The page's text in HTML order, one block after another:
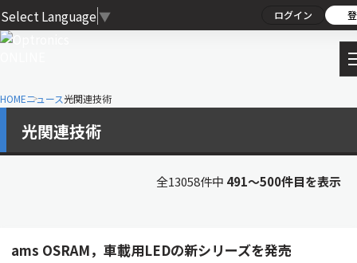
Select Language ▼ ログイン
HOMEニュース光関連技術
光関連技術
全13058件中 491〜500件目を表示
ams OSRAM，車載用LEDの新シリーズを発売